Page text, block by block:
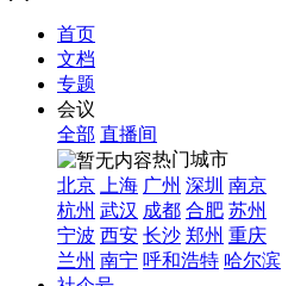
首页
文档
专题
会议
全部 直播间
热门城市
北京
上海 广州 深圳 南京
杭州 武汉 成都 合肥 苏州
宁波 西安 长沙 郑州 重庆
兰州 南宁 呼和浩特 哈尔滨